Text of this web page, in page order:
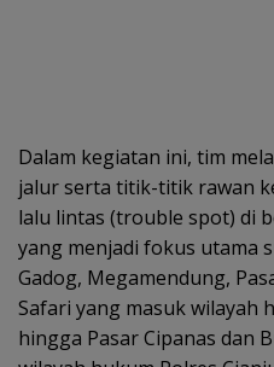
Dalam kegiatan ini, tim
jalur serta titik-titik rawan
lalu lintas (trouble spot) di
yang menjadi fokus utama
Gadog, Megamendung,
Safari yang masuk wilayah
hingga Pasar Cipanas dan